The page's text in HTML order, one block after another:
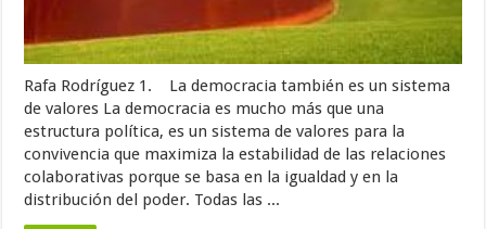
Rafa Rodríguez 1. La democracia también es un sistema
de valores La democracia es mucho más que una
estructura política, es un sistema de valores para la
convivencia que maximiza la estabilidad de las relaciones
colaborativas porque se basa en la igualdad y en la
distribución del poder. Todas las ...